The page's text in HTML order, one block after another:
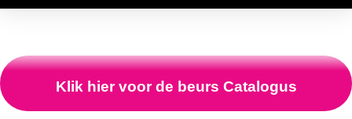
Klik hier voor de beurs Catalogus